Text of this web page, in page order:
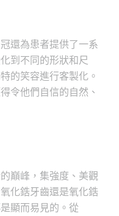
還為患者提供了一系
到不同的形狀和尺
的笑容進行客製化。
令他們自信的自然、
巔峰，集強度、美觀
化鋯牙齒還是氧化鋯
顯而易見的。從